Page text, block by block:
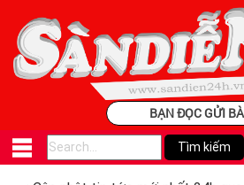
BẠN ĐỌC GỬI